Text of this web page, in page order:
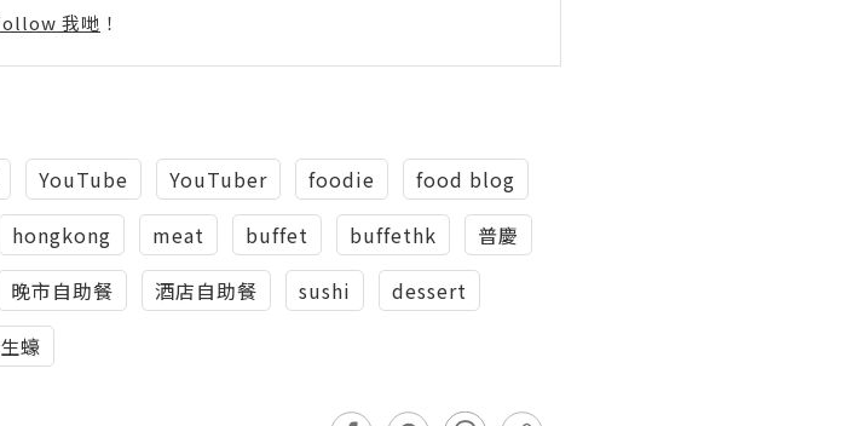
我哋 ！
YouTube YouTuber foodie
food blog
hongkong meat buffet buffethk
普慶
晚市自助餐 酒店自助餐 sushi
dessert
生蠔